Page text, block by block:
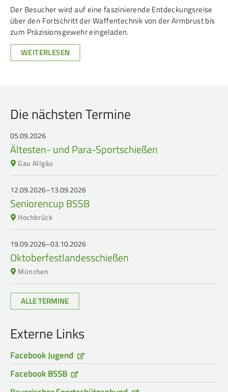
Der Besucher wird auf eine faszi­nie­rende Ent­deckungs­reise
über den Fort­schritt der Waffen­technik von der Arm­brust bis
zum Prä­zi­sions­gewehr ein­ge­laden.
WEITERLESEN
Die nächsten Termine
05.09.2026
Ältesten- und Para-Sportschießen
Gau Allgäu
12.09.2026–13.09.2026
Seniorencup BSSB
Hochbrück
19.09.2026–03.10.2026
Oktoberfestlandesschießen
München
ALLE TERMINE
Externe Links
Facebook Jugend
Facebook BSSB